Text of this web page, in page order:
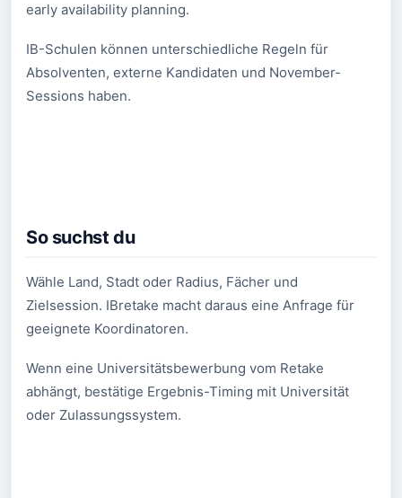
early availability planning.
IB-Schulen können unterschiedliche Regeln für
Absolventen, externe Kandidaten und November-
Sessions haben.
So suchst du
Wähle Land, Stadt oder Radius, Fächer und
Zielsession. IBretake macht daraus eine Anfrage für
geeignete Koordinatoren.
Wenn eine Universitätsbewerbung vom Retake
abhängt, bestätige Ergebnis-Timing mit Universität
oder Zulassungssystem.